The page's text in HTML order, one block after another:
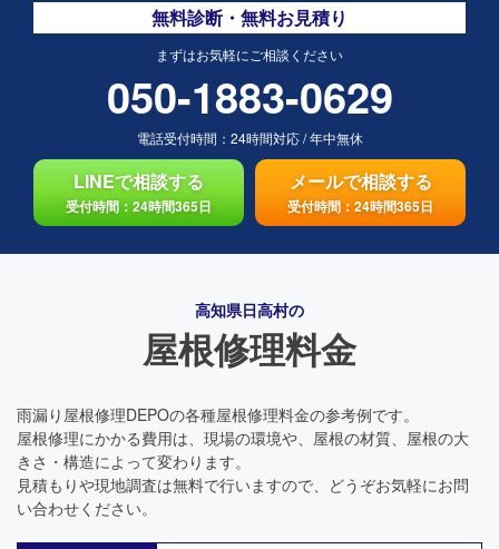
無料診断・無料お見積り
まずはお気軽にご相談ください
050-1883-0629
電話受付時間： 24時間対応/年中無休
LINEで相談する
受付時間：24時間365日
メールで相談する
受付時間：24時間365日
高知県日高村の
屋根修理料金
雨漏り屋根修理DEPOの各種屋根修理料金の参考例です。
屋根修理にかかる費用は、現場の環境や、屋根の材質、屋根の大
きさ・構造によって変わります。
見積もりや現地調査は無料で行いますので、どうぞお気軽にお問
い合わせください。